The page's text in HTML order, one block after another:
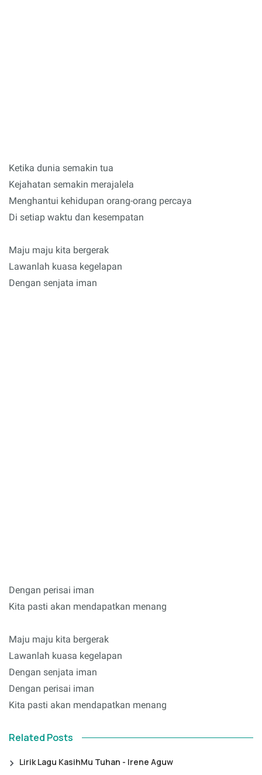
Ketika dunia semakin tua
Kejahatan semakin merajalela
Menghantui kehidupan orang-orang percaya
Di setiap waktu dan kesempatan
Maju maju kita bergerak
Lawanlah kuasa kegelapan
Dengan senjata iman
Dengan perisai iman
Kita pasti akan mendapatkan menang
Maju maju kita bergerak
Lawanlah kuasa kegelapan
Dengan senjata iman
Dengan perisai iman
Kita pasti akan mendapatkan menang
Related Posts
Lirik Lagu KasihMu Tuhan - Irene Aguw